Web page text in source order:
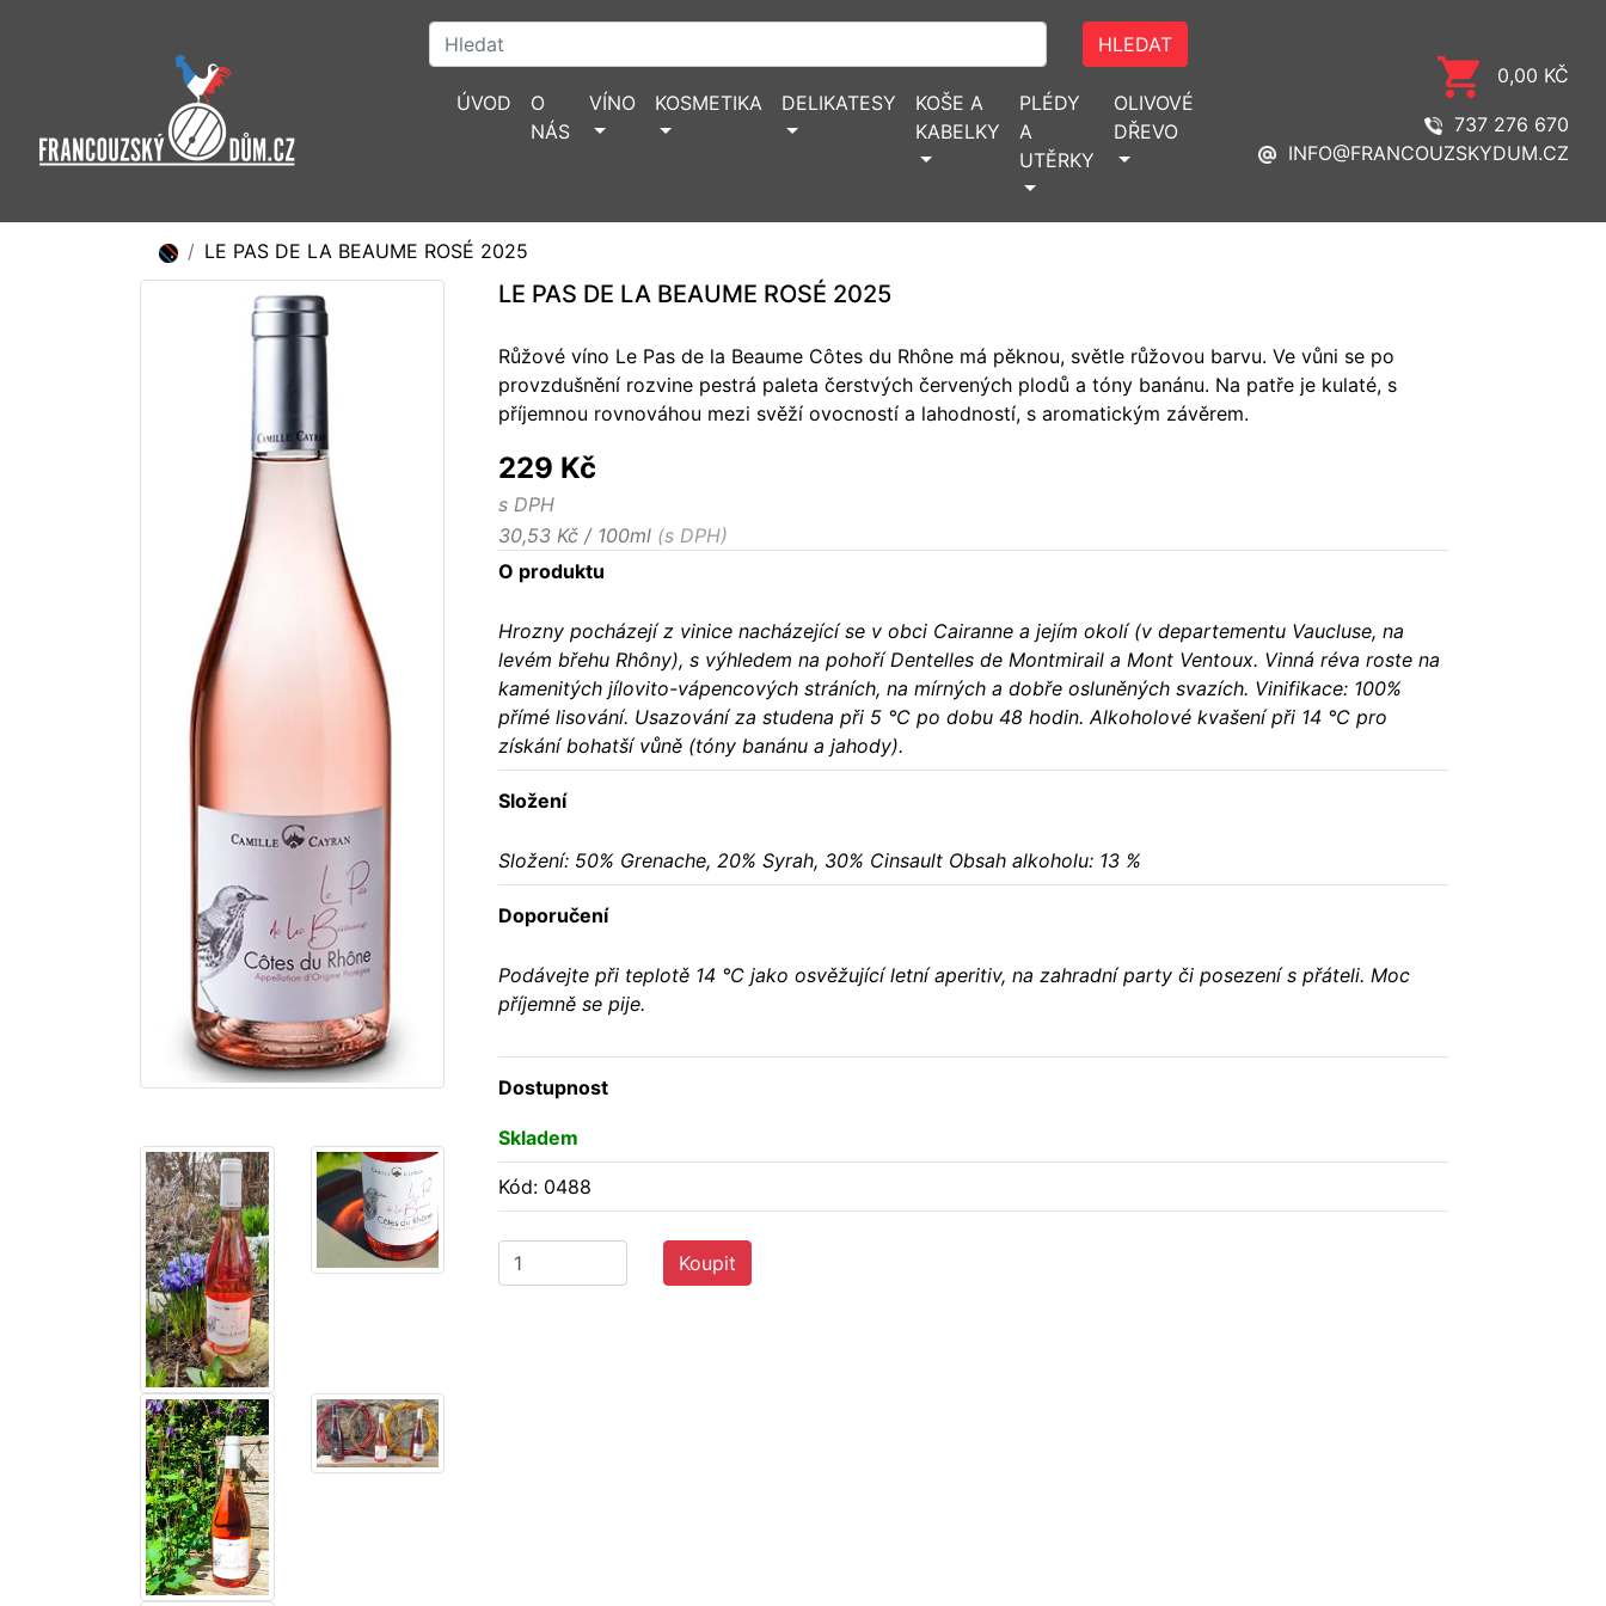
HLEDAT
ÚVOD
O
NÁS
VÍNO KOSMETIKA DELIKATESY
KOŠE A
KABELKY
PLÉDY
A
UTĚRKY
OLIVOVÉ
DŘEVO
0,00 KČ
737 276 670
INFO@FRANCOUZSKYDUM.CZ
LE PAS DE LA BEAUME ROSÉ 2025
LE PAS DE LA BEAUME ROSÉ 2025
Růžové víno Le Pas de la Beaume Côtes du Rhône má pěknou, světle růžovou barvu. Ve vůni se po
provzdušnění rozvine pestrá paleta čerstvých červených plodů a tóny banánu. Na patře je kulaté, s
příjemnou rovnováhou mezi svěží ovocností a lahodností, s aromatickým závěrem.
229 Kč
s DPH
30,53 Kč / 100ml (s DPH)
O produktu
Hrozny pocházejí z vinice nacházející se v obci Cairanne a jejím okolí (v departementu Vaucluse, na
levém břehu Rhôny), s výhledem na pohoří Dentelles de Montmirail a Mont Ventoux. Vinná réva roste na
kamenitých jílovito-vápencových stráních, na mírných a dobře osluněných svazích. Vinifikace: 100%
přímé lisování. Usazování za studena při 5 °C po dobu 48 hodin. Alkoholové kvašení při 14 °C pro
získání bohatší vůně (tóny banánu a jahody).
Složení
Složení: 50% Grenache, 20% Syrah, 30% Cinsault Obsah alkoholu: 13 %
Doporučení
Podávejte při teplotě 14 °C jako osvěžující letní aperitiv, na zahradní party či posezení s přáteli. Moc
příjemně se pije.
Dostupnost
Skladem
Kód: 0488
Koupit